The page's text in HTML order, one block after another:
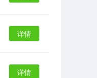
详情
详情